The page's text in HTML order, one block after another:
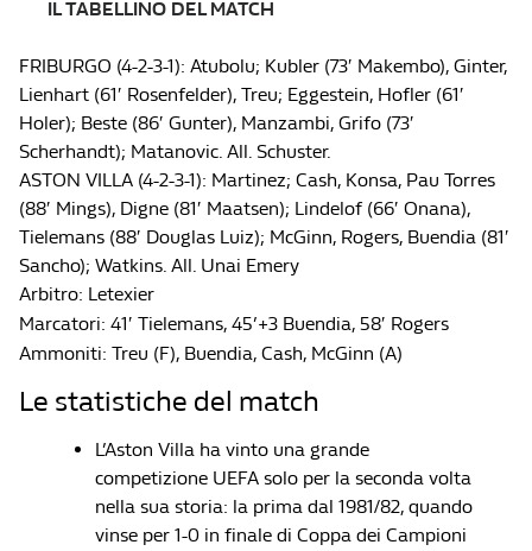
IL TABELLINO DEL MATCH
FRIBURGO (4-2-3-1): Atubolu; Kubler (73′ Makembo), Ginter,
Lienhart (61′ Rosenfelder), Treu; Eggestein, Hofler (61′
Holer); Beste (86′ Gunter), Manzambi, Grifo (73′
Scherhandt); Matanovic. All. Schuster.
ASTON VILLA (4-2-3-1): Martinez; Cash, Konsa, Pau Torres
(88′ Mings), Digne (81′ Maatsen); Lindelof (66′ Onana),
Tielemans (88′ Douglas Luiz); McGinn, Rogers, Buendia (81′
Sancho); Watkins. All. Unai Emery
Arbitro: Letexier
Marcatori: 41′ Tielemans, 45’+3 Buendia, 58′ Rogers
Ammoniti: Treu (F), Buendia, Cash, McGinn (A)
Le statistiche del match
L’Aston Villa ha vinto una grande
competizione UEFA solo per la seconda volta
nella sua storia: la prima dal 1981/82, quando
vinse per 1-0 in finale di Coppa dei Campioni